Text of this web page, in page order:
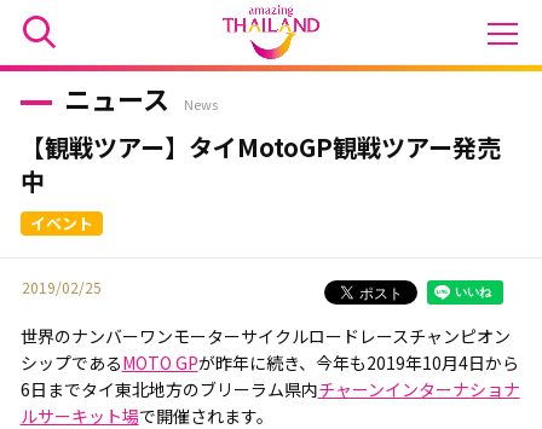
ニュース News
【観戦ツアー】タイMotoGP観戦ツアー発売
中
2019/02/25
世界のナンバーワンモーターサイクルロードレースチャンピオン
シップであるMOTO GPが昨年に続き、今年も2019年10月4日から
6日までタイ東北地方のブリーラム県内チャーンインターナショナ
ルサーキット場で開催されます。